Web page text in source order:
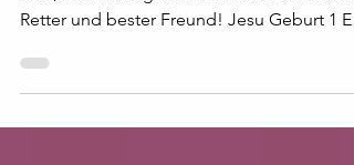
Frohe Weihnachten
Du bist nicht allein! Heute feiern wir das
Fest, das Jesus geboren worden ist. Unser